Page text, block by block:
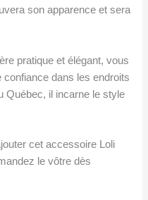
son apparence et sera
pratique et élégant, vous
dans les endroits
Québec, il incarne le style
cet accessoire Loli
le vôtre dès